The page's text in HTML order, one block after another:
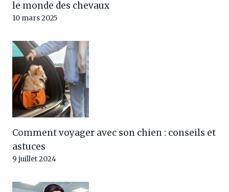
le monde des chevaux
10 mars 2025
Comment voyager avec son chien : conseils et
astuces
9 juillet 2024